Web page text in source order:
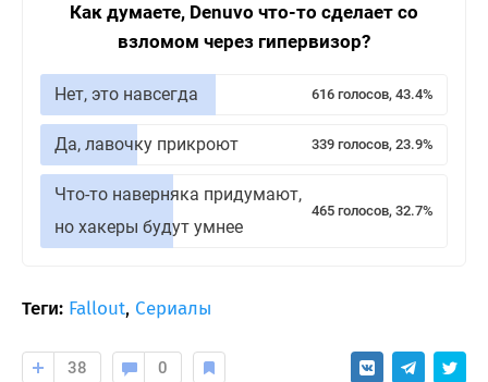
Как думаете, Denuvo что-то сделает со
взломом через гипервизор?
Нет, это навсегда 616 голосов, 43.4%
Да, лавочку прикроют 339 голосов, 23.9%
Что-то наверняка придумают,
но хакеры будут умнее
465 голосов, 32.7%
Теги: Fallout, Сериалы
38 0